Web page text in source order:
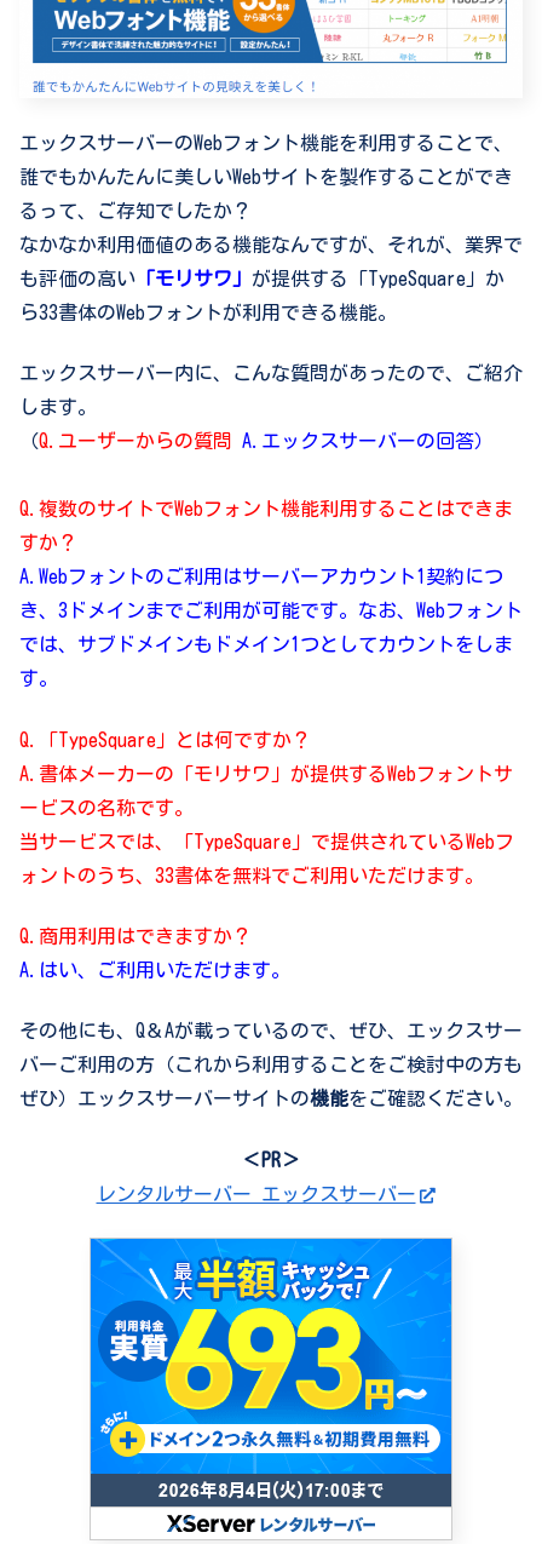
エックスサーバーのWebフォント機能を利用することで、
誰でもかんたんに美しいWebサイトを製作することができ
るって、ご存知でしたか？
なかなか利用価値のある機能なんですが、それが、業界で
も評価の高い 「モリサワ」 が提供する「TypeSquare」か
ら33書体のWebフォントが利用できる機能。
エックスサーバー内に、こんな質問があったので、ご紹介
します。
（Q.ユーザーからの質問 A.エックスサーバーの回答）
Q.複数のサイトでWebフォント機能利用することはできま
すか？
A.Webフォントのご利用はサーバーアカウント1契約につ
き、3ドメインまでご利用が可能です。なお、Webフォント
では、サブドメインもドメイン1つとしてカウントをしま
す。
Q.「TypeSquare」とは何ですか？
A.書体メーカーの「モリサワ」が提供するWebフォントサ
ービスの名称です。
当サービスでは、「TypeSquare」で提供されているWebフ
ォントのうち、33書体を無料でご利用いただけます。
Q.商用利用はできますか？
A.はい、ご利用いただけます。
その他にも、Q＆Aが載っているので、ぜひ、エックスサー
バーご利用の方（これから利用することをご検討中の方も
ぜひ）エックスサーバーサイトの機能をご確認ください。
＜PR＞
レンタルサーバー エックスサーバー